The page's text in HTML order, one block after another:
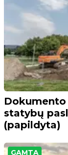
statybų
(papildyta)
GAMTA